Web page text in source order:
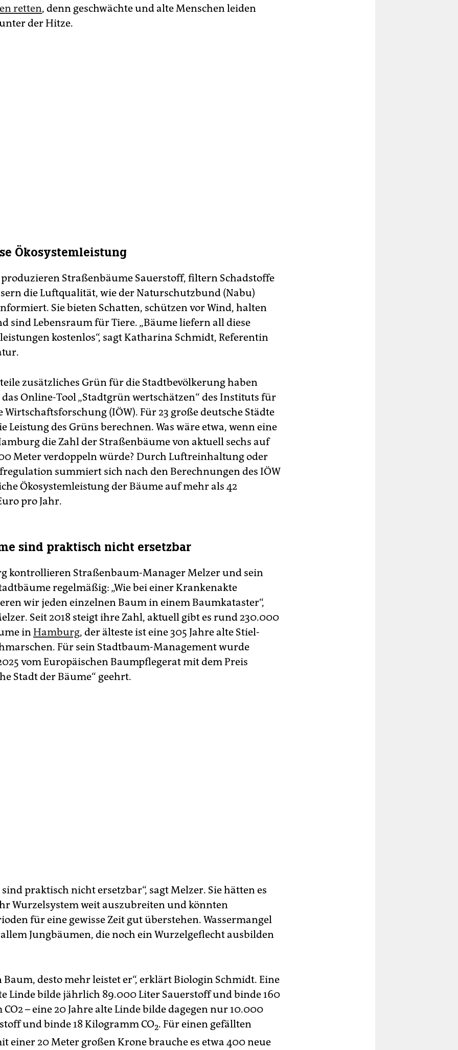
retten, denn geschwächte und alte Menschen leiden
der Hitze.
Ökosystemleistung
Straßenbäume Sauerstoff, filtern Schadstoffe
die Luftqualität, wie der Naturschutzbund (Nabu)
Sie bieten Schatten, schützen vor Wind, halten
sind Lebensraum für Tiere. „Bäume liefern all diese
kostenlos“, sagt Katharina Schmidt, Referentin
zusätzliches Grün für die Stadtbevölkerung haben
Online-Tool „Stadtgrün wertschätzen“ des Instituts für
Wirtschaftsforschung (IÖW). Für 23 große deutsche Städte
Leistung des Grüns berechnen. Was wäre etwa, wenn eine
die Zahl der Straßenbäume von aktuell sechs auf
Meter verdoppeln würde? Durch Luftreinhaltung oder
summiert sich nach den Berechnungen des IÖW
Ökosystemleistung der Bäume auf mehr als 42
pro Jahr.
sind praktisch nicht ersetzbar
kontrollieren Straßenbaum-Manager Melzer und sein
regelmäßig: „Wie bei einer Krankenakte
wir jeden einzelnen Baum in einem Baumkataster“,
Seit 2018 steigt ihre Zahl, aktuell gibt es rund 230.000
inHamburg, der älteste ist eine 305 Jahre alte Stiel-
Für sein Stadtbaum-Management wurde
vom Europäischen Baumpflegerat mit dem Preis
Stadt der Bäume“ geehrt.
praktisch nicht ersetzbar“, sagt Melzer. Sie hätten es
Wurzelsystem weit auszubreiten und könnten
für eine gewisse Zeit gut überstehen. Wassermangel
Jungbäumen, die noch ein Wurzelgeflecht ausbilden
Baum, desto mehr leistet er“, erklärt Biologin Schmidt. Eine
Linde bilde jährlich 89.000 Liter Sauerstoff und binde 160
– eine 20 Jahre alte Linde bilde dagegen nur 10.000
und binde 18 Kilogramm CO2. Für einen gefällten
einer 20 Meter großen Krone brauche es etwa 400 neue